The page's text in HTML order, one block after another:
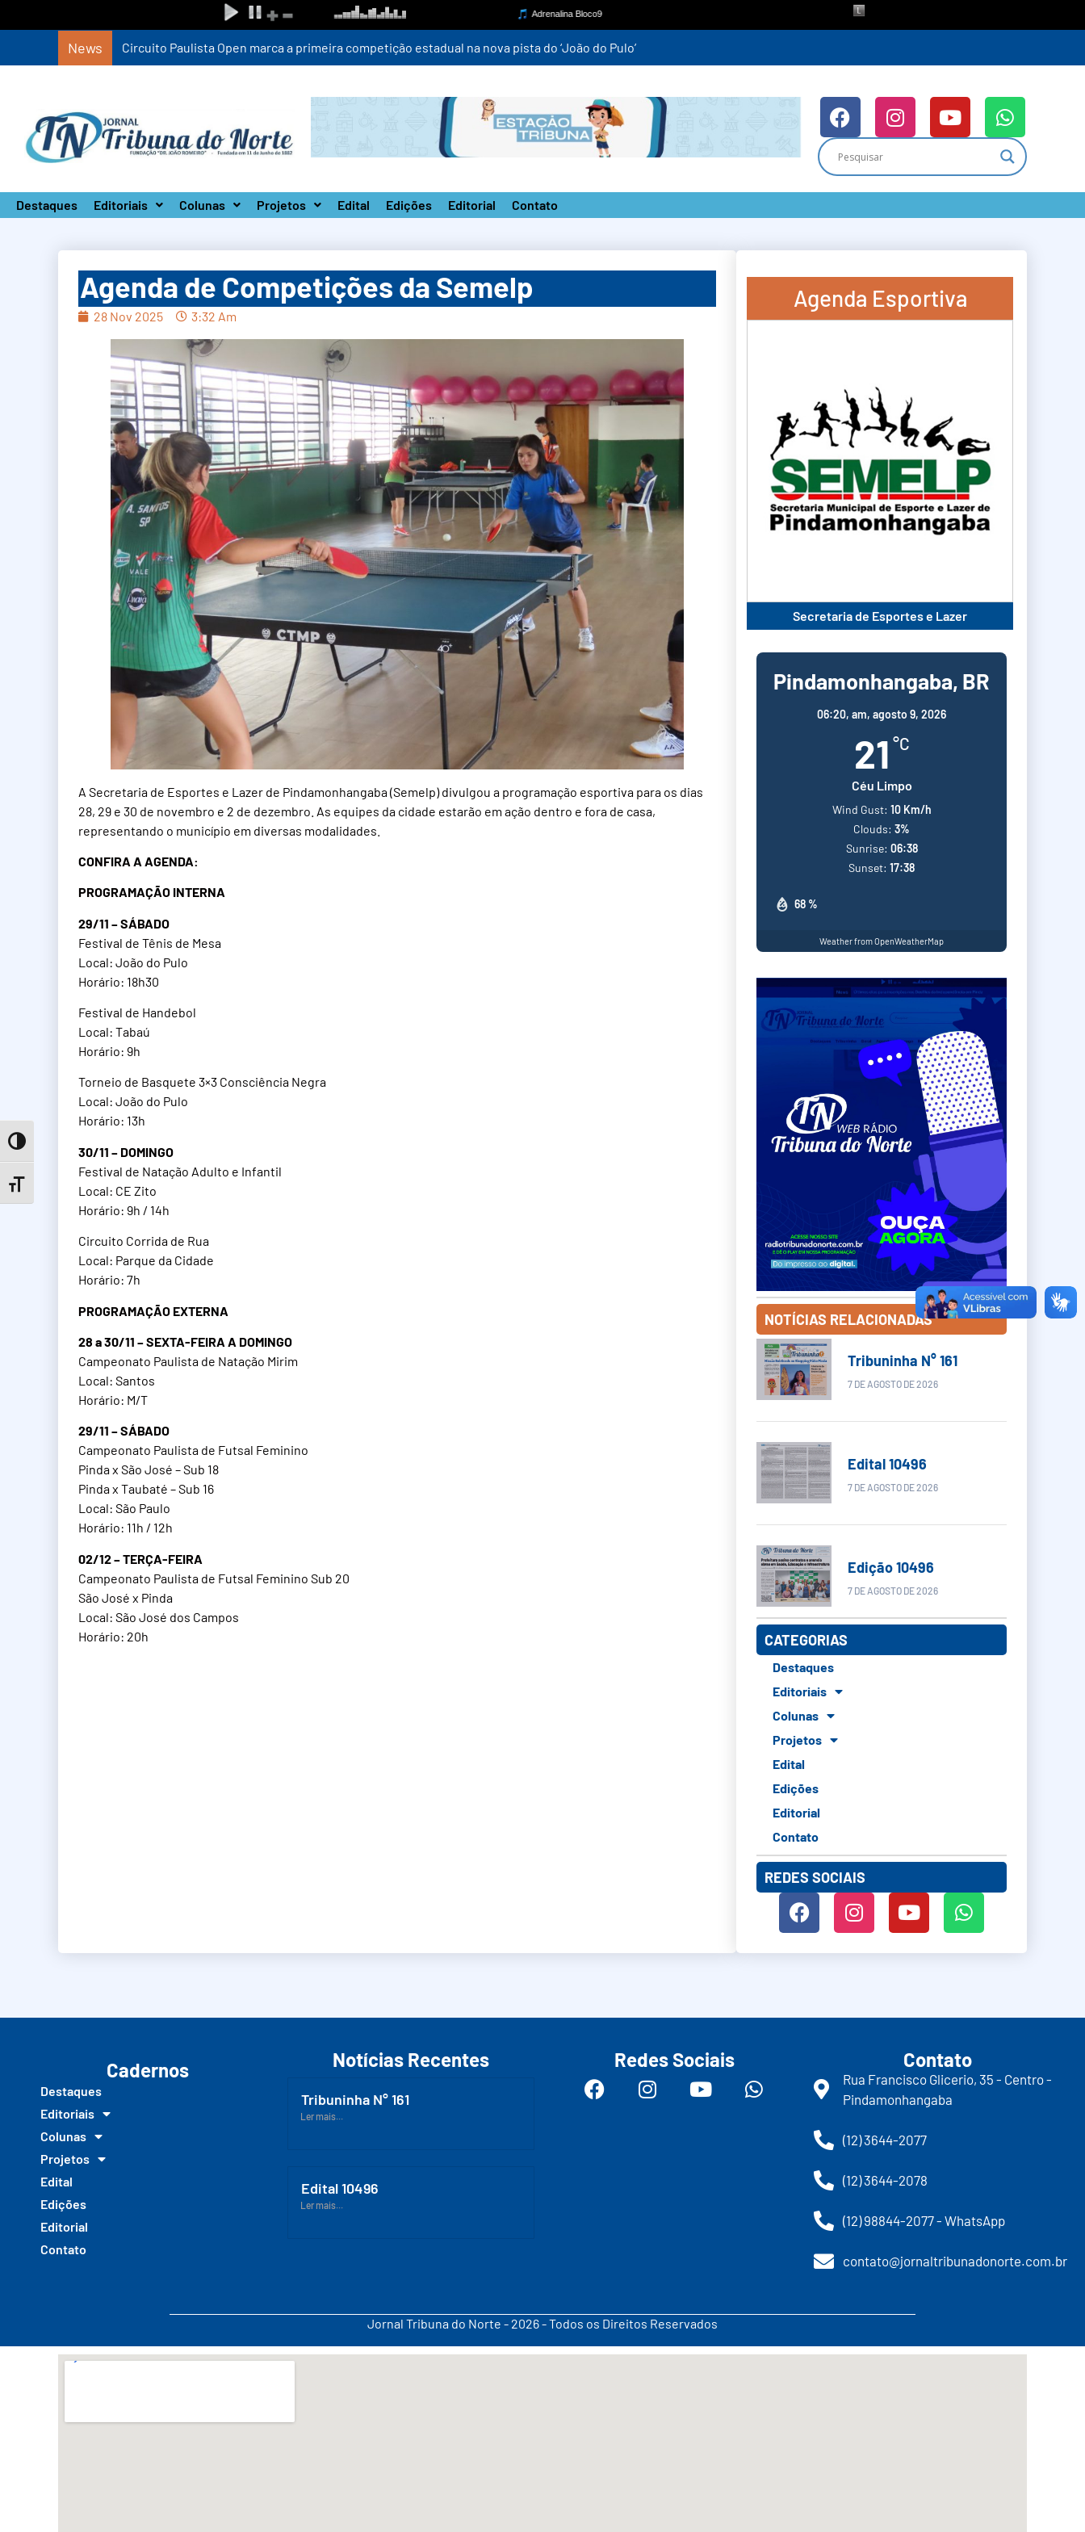
Toggle High Contrast
Toggle Font size
News Circuito Paulista Open marca a primeira competição estadual na nova pista do ‘João do Pulo’
Destaques Editoriais Colunas Projetos Edital Edições Editorial Contato
Agenda de Competições da Semelp
28 Nov 2025 3:32 Am
A Secretaria de Esportes e Lazer de Pindamonhangaba (Semelp) divulgou a programação esportiva para os dias
28, 29 e 30 de novembro e 2 de dezembro. As equipes da cidade estarão em ação dentro e fora de casa,
representando o município em diversas modalidades.
CONFIRA A AGENDA:
PROGRAMAÇÃO INTERNA
29/11 – SÁBADO
Festival de Tênis de Mesa
Local: João do Pulo
Horário: 18h30
Festival de Handebol
Local: Tabaú
Horário: 9h
Torneio de Basquete 3×3 Consciência Negra
Local: João do Pulo
Horário: 13h
30/11 – DOMINGO
Festival de Natação Adulto e Infantil
Local: CE Zito
Horário: 9h / 14h
Circuito Corrida de Rua
Local: Parque da Cidade
Horário: 7h
PROGRAMAÇÃO EXTERNA
28 a 30/11 – SEXTA-FEIRA A DOMINGO
Campeonato Paulista de Natação Mirim
Local: Santos
Horário: M/T
29/11 – SÁBADO
Campeonato Paulista de Futsal Feminino
Pinda x São José – Sub 18
Pinda x Taubaté – Sub 16
Local: São Paulo
Horário: 11h / 12h
02/12 – TERÇA-FEIRA
Campeonato Paulista de Futsal Feminino Sub 20
São José x Pinda
Local: São José dos Campos
Horário: 20h
Agenda Esportiva
Secretaria de Esportes e Lazer
Pindamonhangaba, BR
06:20, am, agosto 9, 2026
21 °C
Céu Limpo
68 %
Wind Gust: 10 Km/h
Clouds: 3%
Sunrise: 06:38
Sunset: 17:38
Weather from OpenWeatherMap
NOTÍCIAS RELACIONADAS
Tribuninha N° 161
7 DE AGOSTO DE 2026
Edital 10496
7 DE AGOSTO DE 2026
Edição 10496
7 DE AGOSTO DE 2026
CATEGORIAS
Destaques
Editoriais
Colunas
Projetos
Edital
Edições
Editorial
Contato
REDES SOCIAIS
Cadernos
Destaques
Editoriais
Colunas
Projetos
Edital
Edições
Editorial
Contato
Notícias Recentes
Tribuninha N° 161
Ler mais...
Edital 10496
Ler mais...
Redes Sociais Contato
Rua Francisco Glicerio, 35 - Centro -
Pindamonhangaba
(12) 3644-2077
(12) 3644-2078
(12) 98844-2077 - WhatsApp
contato@jornaltribunadonorte.com.br
Jornal Tribuna do Norte - 2026 - Todos os Direitos Reservados